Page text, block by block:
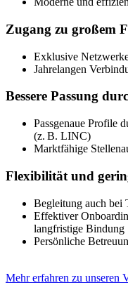
Zugang zu großem
Exklusive
Jahrelangen
Bessere Passung
Passgenaue Profile
(z. B. LINC)
Marktfähige
Flexibilität und
Begleitung auch bei
Effektiver
langfristige Bindung
Persönliche
Mehr erfahren zu unseren